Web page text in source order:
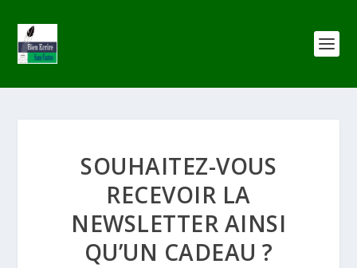
SOUHAITEZ-VOUS
RECEVOIR LA
NEWSLETTER AINSI
QU’UN CADEAU ?